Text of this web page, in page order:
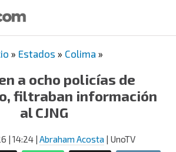
» Estados » Colima »
a ocho policías de
filtraban información
al CJNG
| 14:24| Abraham Acosta | UnoTV